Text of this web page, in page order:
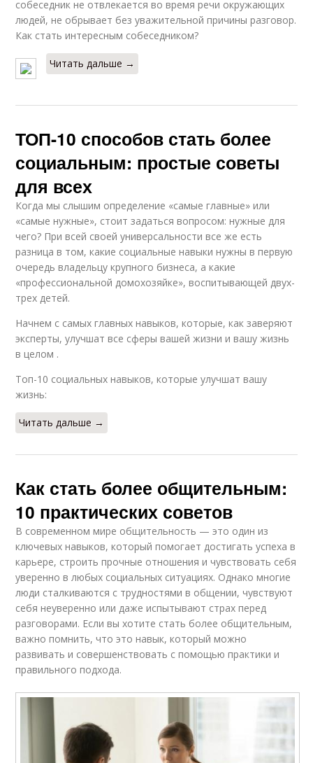
собеседник не отвлекается во время речи окружающих
людей, не обрывает без уважительной причины разговор.
Как стать интересным собеседником?
Читать дальше →
ТОП-10 способов стать более
социальным: простые советы
для всех
Когда мы слышим определение «самые главные» или
«самые нужные», стоит задаться вопросом: нужные для
чего? При всей своей универсальности все же есть
разница в том, какие социальные навыки нужны в первую
очередь владельцу крупного бизнеса, а какие
«профессиональной домохозяйке», воспитывающей двух-
трех детей.
Начнем с самых главных навыков, которые, как заверяют
эксперты, улучшат все сферы вашей жизни и вашу жизнь
в целом .
Топ-10 социальных навыков, которые улучшат вашу
жизнь:
Читать дальше →
Как стать более общительным:
10 практических советов
В современном мире общительность — это один из
ключевых навыков, который помогает достигать успеха в
карьере, строить прочные отношения и чувствовать себя
уверенно в любых социальных ситуациях. Однако многие
люди сталкиваются с трудностями в общении, чувствуют
себя неуверенно или даже испытывают страх перед
разговорами. Если вы хотите стать более общительным,
важно помнить, что это навык, который можно
развивать и совершенствовать с помощью практики и
правильного подхода.